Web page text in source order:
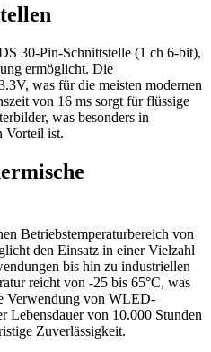
30-Pin-Schnittstelle (1 ch 6-bit),
ermöglicht. Die
was für die meisten modernen
von 16 ms sorgt für flüssige
was besonders in
Vorteil ist.
Betriebstemperaturbereich von
den Einsatz in einer Vielzahl
bis hin zu industriellen
reicht von -25 bis 65°C, was
Verwendung von WLED-
Lebensdauer von 10.000 Stunden
Zuverlässigkeit.